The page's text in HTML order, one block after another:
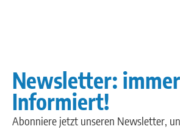
Newsletter: immer
Informiert!
Abonniere jetzt unseren Newsletter,